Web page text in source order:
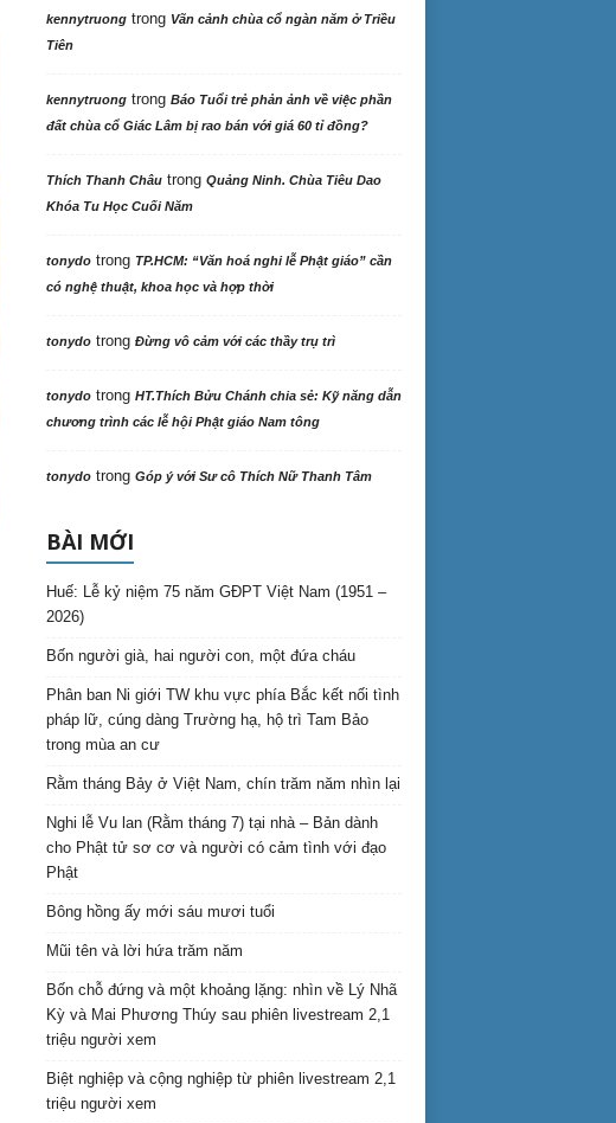
kennytruongtrong Vãn cảnh chùa cổ ngàn năm ở Triều
Tiên
kennytruongtrong Báo Tuổi trẻ phản ảnh về việc phần
đất chùa cổ Giác Lâm bị rao bán với giá 60 tỉ đồng?
Thích Thanh Châutrong Quảng Ninh. Chùa Tiêu Dao
Khóa Tu Học Cuối Năm
tonydotrong TP.HCM: “Văn hoá nghi lễ Phật giáo” cần
có nghệ thuật, khoa học và hợp thời
tonydotrong Đừng vô cảm với các thầy trụ trì
tonydotrong HT.Thích Bửu Chánh chia sẻ: Kỹ năng dẫn
chương trình các lễ hội Phật giáo Nam tông
tonydotrong Góp ý với Sư cô Thích Nữ Thanh Tâm
BÀI MỚI
Huế: Lễ kỷ niệm 75 năm GĐPT Việt Nam (1951 –
2026)
Bốn người già, hai người con, một đứa cháu
Phân ban Ni giới TW khu vực phía Bắc kết nối tình
pháp lữ, cúng dàng Trường hạ, hộ trì Tam Bảo
trong mùa an cư
Rằm tháng Bảy ở Việt Nam, chín trăm năm nhìn lại
Nghi lễ Vu lan (Rằm tháng 7) tại nhà – Bản dành
cho Phật tử sơ cơ và người có cảm tình với đạo
Phật
Bông hồng ấy mới sáu mươi tuổi
Mũi tên và lời hứa trăm năm
Bốn chỗ đứng và một khoảng lặng: nhìn về Lý Nhã
Kỳ và Mai Phương Thúy sau phiên livestream 2,1
triệu người xem
Biệt nghiệp và cộng nghiệp từ phiên livestream 2,1
triệu người xem